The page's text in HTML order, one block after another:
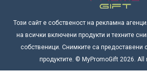
Този сайт е собственост на рекламна
на всички включени продукти и техните
собственици. Снимките са предоставени
продуктите. © MyPromoGift 2026.